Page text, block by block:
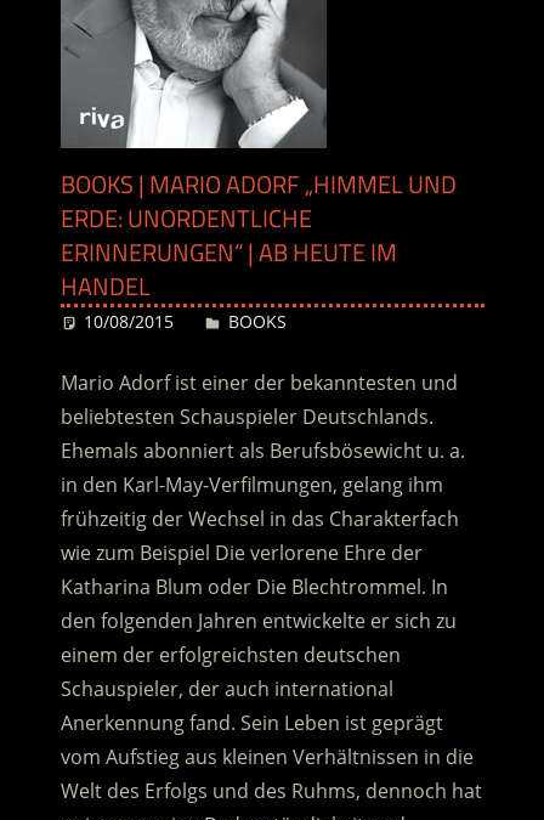
BOOKS | MARIO ADORF „HIMMEL UND
ERDE: UNORDENTLICHE
ERINNERUNGEN“ | AB HEUTE IM
HANDEL
10/08/2015 Desiree
BOOKS
Mario Adorf ist einer der bekanntesten und
beliebtesten Schauspieler Deutschlands.
Ehemals abonniert als Berufsbösewicht u. a.
in den Karl-May-Verfilmungen, gelang ihm
frühzeitig der Wechsel in das Charakterfach
wie zum Beispiel Die verlorene Ehre der
Katharina Blum oder Die Blechtrommel. In
den folgenden Jahren entwickelte er sich zu
einem der erfolgreichsten deutschen
Schauspieler, der auch international
Anerkennung fand. Sein Leben ist geprägt
vom Aufstieg aus kleinen Verhältnissen in die
Welt des Erfolgs und des Ruhms, dennoch hat